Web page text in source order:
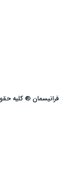
فرانیسمان ® کلیه حقوق